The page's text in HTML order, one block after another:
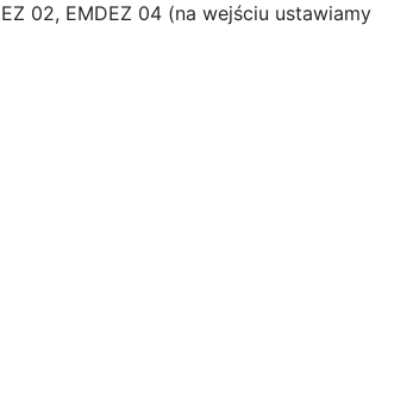
02, EMDEZ 04 (na wejściu ustawiamy